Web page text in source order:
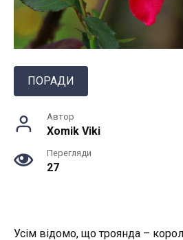
ПОРАДИ
Автор
Xomik Viki
Перегляди
27
Усім відомо, що троянда –